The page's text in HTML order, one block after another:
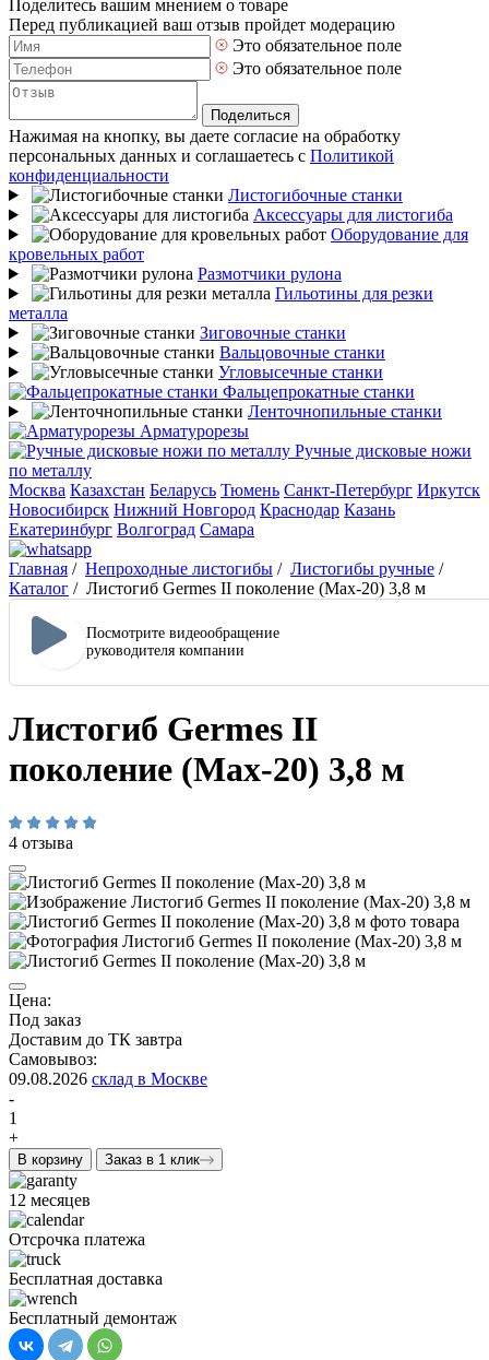
Поделитесь вашим мнением о товаре
Перед публикацией ваш отзыв пройдет модерацию
Это обязательное поле
Это обязательное поле
Поделиться
Нажимая на кнопку, вы даете согласие на обработку
персональных данных и соглашаетесь с Политикой
конфиденциальности
Листогибочные станки
Аксессуары для листогиба
Оборудование для
кровельных работ
Размотчики рулона
Гильотины для резки
металла
Зиговочные станки
Вальцовочные станки
Угловысечные станки
Фальцепрокатные станки
Ленточнопильные станки
Арматурорезы
Ручные дисковые ножи
по металлу
Москва Казахстан Беларусь Тюмень Санкт-Петербург Иркутск
Новосибирск Нижний Новгород Краснодар Казань
Екатеринбург Волгоград Самара
Главная / Непроходные листогибы / Листогибы ручные /
Каталог / Листогиб Germes II поколение (Max-20) 3,8 м
Посмотрите видеообращение
руководителя компании
Листогиб Germes II
поколение (Max-20) 3,8 м
4 отзыва
Цена:
Под заказ
Доставим до ТК завтра
Самовывоз:
09.08.2026 склад в Москве
-
1
+
В корзину Заказ в 1 клик
12 месяцев
Отсрочка платежа
Бесплатная доставка
Бесплатный демонтаж